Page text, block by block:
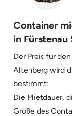
Container
in
Der Preis für
Altenberg wird
bestimmt:
Die Mietdauer,
Größe des